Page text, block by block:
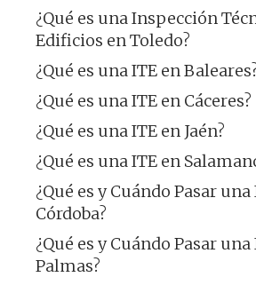
¿Qué es una Inspección
Edificios en Toledo?
¿Qué es una ITE en
¿Qué es una ITE en Cáceres?
¿Qué es una ITE en Jaén?
¿Qué es una ITE en
¿Qué es y Cuándo Pasar una
Córdoba?
¿Qué es y Cuándo Pasar una
Palmas?